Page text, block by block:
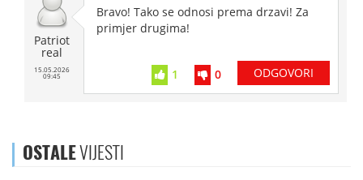
Patriot
real
15.05.2026
09:45
Bravo! Tako se odnosi prema drzavi! Za
primjer drugima!
1 0 ODGOVORI
OSTALEVIJESTI